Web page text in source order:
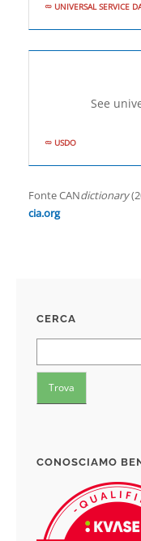
UNIVERSAL SERVICE
See
USDO
Fonte CANdictionary
cia.org
CERCA
CONOSCIAMO